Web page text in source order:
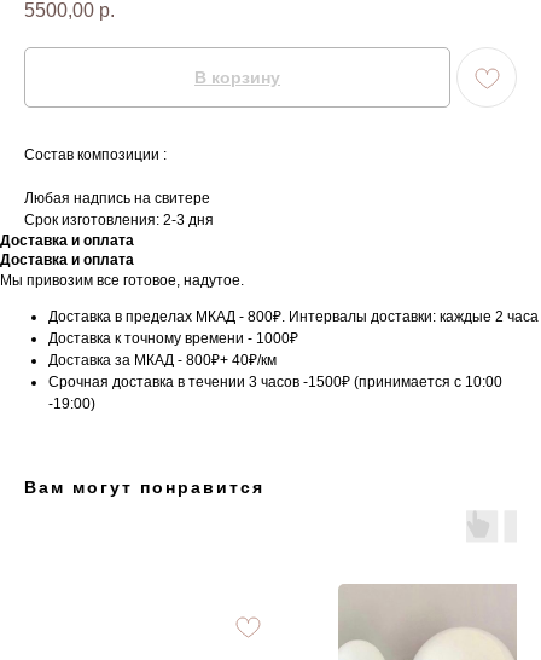
5500,00 р.
В корзину
Состав композиции :
Любая надпись на свитере
Срок изготовления: 2-3 дня
Доставка и оплата
Доставка и оплата
Мы привозим все готовое, надутое.
Доставка в пределах МКАД - 800₽. Интервалы доставки: каждые 2 часа
Доставка к точному времени - 1000₽
Доставка за МКАД - 800₽+ 40₽/км
Срочная доставка в течении 3 часов -1500₽ (принимается с 10:00
-19:00)
Вам могут понравится